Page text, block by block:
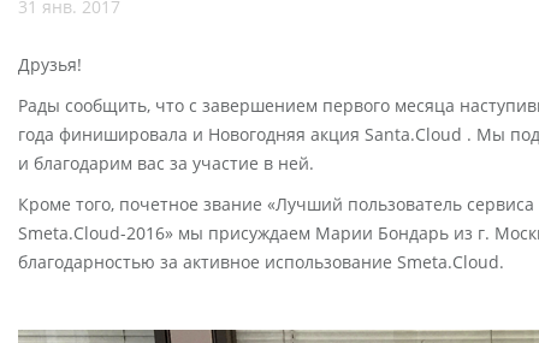
31 янв. 2017
Друзья!
Рады сообщить, что с завершением первого месяца
года финишировала и Новогодняя акция Santa.Cloud . Мы
и благодарим вас за участие в ней.
Кроме того, почетное звание «Лучший пользователь сервиса
Smeta.Cloud-2016» мы присуждаем Марии Бондарь из г.
благодарностью за активное использование Smeta.Cloud.